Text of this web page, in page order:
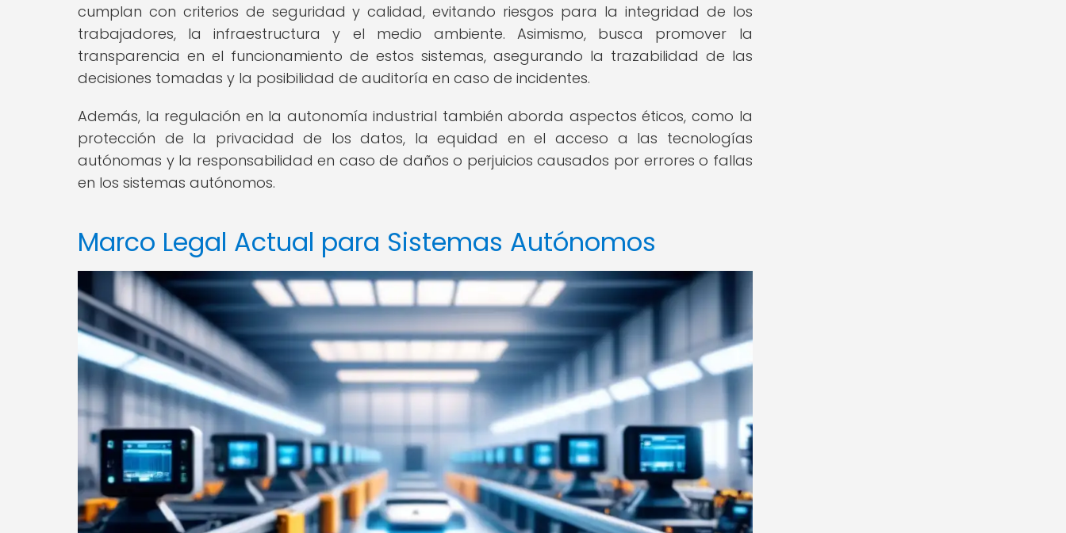
cumplan con criterios de seguridad y calidad, evitando riesgos para la integridad de los
trabajadores, la infraestructura y el medio ambiente. Asimismo, busca promover la
transparencia en el funcionamiento de estos sistemas, asegurando la trazabilidad de las
decisiones tomadas y la posibilidad de auditoría en caso de incidentes.
Además, la regulación en la autonomía industrial también aborda aspectos éticos, como la
protección de la privacidad de los datos, la equidad en el acceso a las tecnologías
autónomas y la responsabilidad en caso de daños o perjuicios causados por errores o fallas
en los sistemas autónomos.
Marco Legal Actual para Sistemas Autónomos